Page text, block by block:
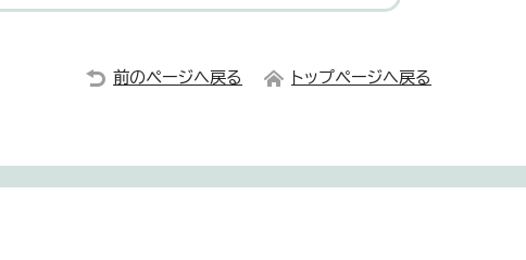
前のページへ戻る トップページへ戻る